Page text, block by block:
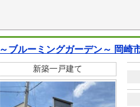
～ブルーミングガーデン～ 岡崎
新築一戸建て